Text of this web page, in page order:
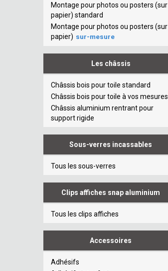
Montage pour photos ou posters (sur
papier) standard
Montage pour photos ou posters (sur
papier) sur-mesure
Les châssis
Châssis bois pour toile standard
Châssis bois pour toile à vos mesures
Châssis aluminium rentrant pour
support rigide
Sous-verres incassables
Tous les sous-verres
Clips affiches snap aluminium
Tous les clips affiches
Accessoires
Adhésifs